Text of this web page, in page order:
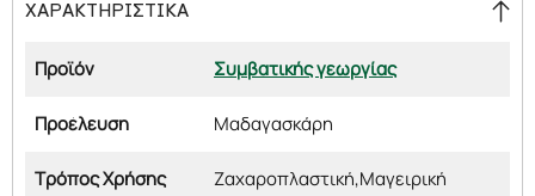
ΧΑΡΑΚΤΗΡΙΣΤΙΚΑ
Προϊόν Συμβατικής γεωργίας
Προέλευση Μαδαγασκάρη
Τρόπος Χρήσης Ζαχαροπλαστική,Μαγειρική